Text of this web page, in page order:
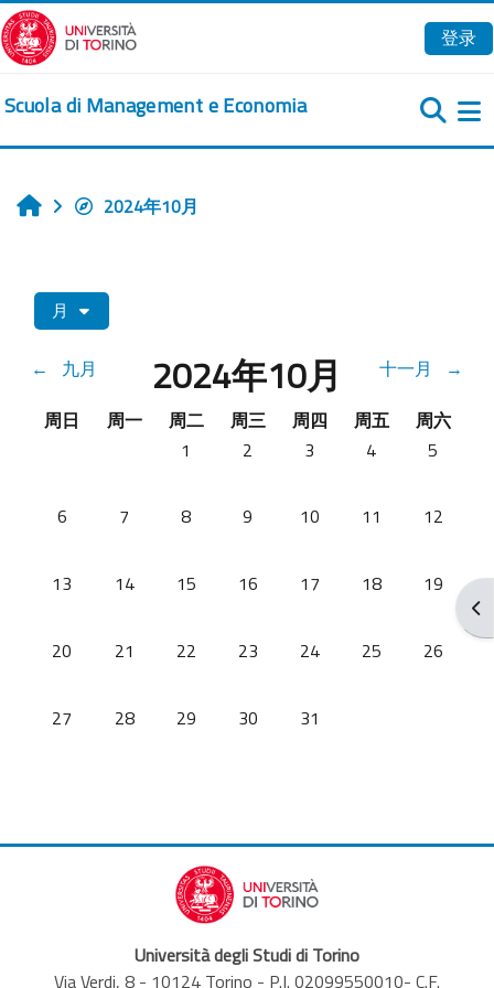
跳到主要内容
登录
Scuola di Management e Economia
打
首页 2024年10月
月
← 九月 2024年10月 十一月
→
星期日
周日 星期一
周一 星期二
周二 星期三
周三 星期四
周四 星期五
周五 星期六
周六
没有活动，10月1日 星期二
1 没有活动，10月2日 星期三
2 没有活动，10月3日 星期
3 没有活动，10月
4 没有活
5
没有活动，10月6日 星期日
6 没有活动，10月7日 星期一
7 没有活动，10月8日 星期二
8 没有活动，10月9日 星期三
9 没有活动，10月10日 星
10 没有活动，10月
11 没有活
12
没有活动，10月13日 星期日
13 没有活动，10月14日 星期一
14 没有活动，10月15日 星期二
15 没有活动，10月16日 星期三
16 没有活动，10月17日 星
17 没有活动，10月
18 没有活
19
没有活动，10月20日 星期日
20 没有活动，10月21日 星期一
21 没有活动，10月22日 星期二
22 没有活动，10月23日 星期三
23 没有活动，10月24日 星
24 没有活动，10月
25 没有活
26
没有活动，10月27日 星期日
27 没有活动，10月28日 星期一
28 没有活动，10月29日 星期二
29 没有活动，10月30日 星期三
30 没有活动，10月31日 星
31
Università degli Studi di Torino
Via Verdi, 8 - 10124 Torino - P.I. 02099550010- C.F.